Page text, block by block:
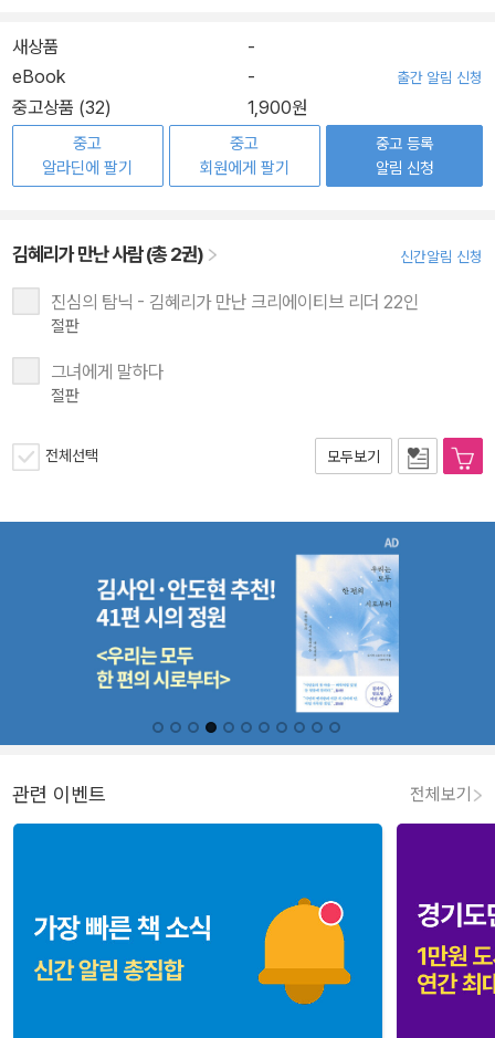
새상품
-
eBook
- 출간 알림 신청
중고상품 (32) 1,900원
중고
알라딘에 팔기
중고
회원에게 팔기
중고 등록
알림 신청
김혜리가 만난 사람 (총 2권) 신간알림 신청
진심의 탐닉 - 김혜리가 만난 크리에이티브 리더 22인
절판
그녀에게 말하다
절판
전체선택 모두보기
관련 이벤트 전체보기